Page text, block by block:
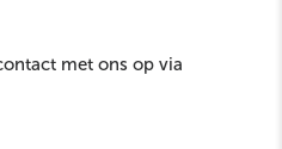
met ons op via